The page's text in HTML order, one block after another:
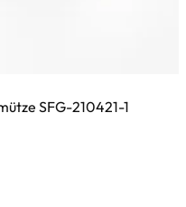
SFG-210421-1